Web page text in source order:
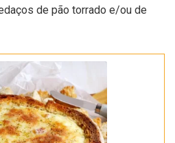
de pão torrado e/ou de